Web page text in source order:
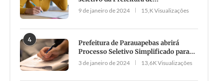
9 de janeiro de 2024 15,K Visualizações
4
Prefeitura de Parauapebas abrirá
Processo Seletivo Simplificado para...
3 de janeiro de 2024 13,6K Visualizações